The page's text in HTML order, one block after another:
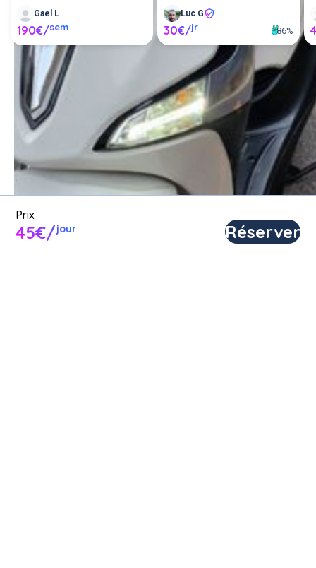
Réserver
Prix
45€/jour
Gael L
190€/sem
Luc G
30€/jr 86%
Louer un scooter entre
particuliers ou proposer un
scooter en location.
Poster une annonce